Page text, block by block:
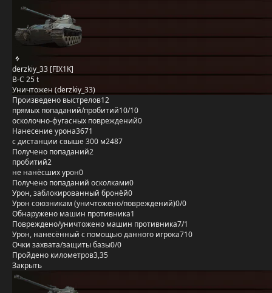
derzkiy_33 [FIX1K]
B-C 25 t
Уничтожен (derzkiy_33)
Произведено выстрелов12
прямых попаданий/пробитий10/10
осколочно-фугасных повреждений0
Нанесение урона3671
с дистанции свыше 300 м2487
Получено попаданий2
пробитий2
не нанёсших урон0
Получено попаданий осколками0
Урон, заблокированный бронёй0
Урон союзникам (уничтожено/повреждений)0/0
Обнаружено машин противника1
Повреждено/уничтожено машин противника7/1
Урон, нанесённый с помощью данного игрока710
Очки захвата/защиты базы0/0
Пройдено километров3,35
Закрыть